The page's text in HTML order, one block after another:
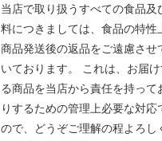
当店で取り扱うすべての食品及
料につきましては、食品の特性
商品発送後の返品をご遠慮させ
いております。 これは、お届け
る商品を当店から責任を持って
りするための管理上必要な対応
ので、どうぞご理解の程よろし